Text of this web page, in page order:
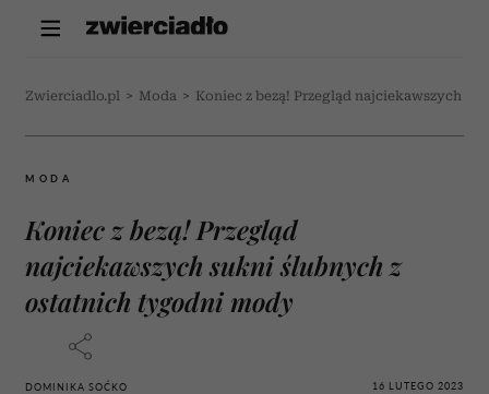
Zwierciadlo.pl > Moda > Koniec z bezą! Przegląd najciekawszych
MODA
Koniec z bezą! Przegląd
najciekawszych sukni ślubnych z
ostatnich tygodni mody
DOMINIKA SOĆKO 16 LUTEGO 2023